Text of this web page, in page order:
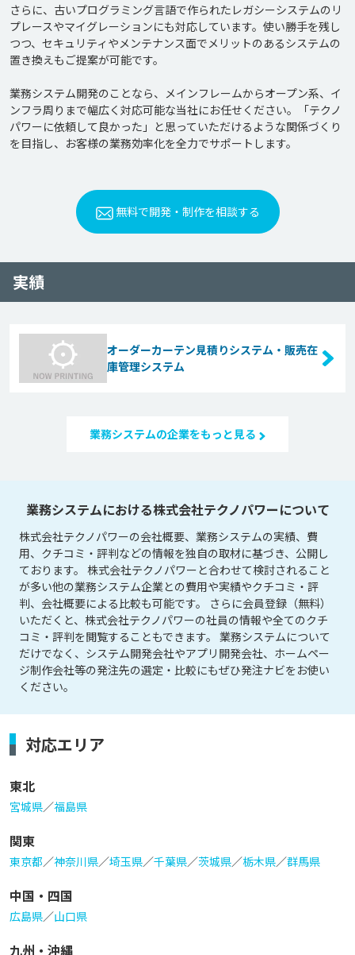
さらに、古いプログラミング言語で作られたレガシーシステムのリ
プレースやマイグレーションにも対応しています。使い勝手を残し
つつ、セキュリティやメンテナンス面でメリットのあるシステムの
置き換えもご提案が可能です。
業務システム開発のことなら、メインフレームからオープン系、イ
ンフラ周りまで幅広く対応可能な当社にお任せください。「テクノ
パワーに依頼して良かった」と思っていただけるような関係づくり
無料で開発・制作を相談する
実績
オーダーカーテン見積りシステム・販売在
庫管理システム
業務システムの企業をもっと見る
業務システムにおける株式会社テクノパワーについて
株式会社テクノパワーの会社概要、業務システムの実績、費
用、クチコミ・評判などの情報を独自の取材に基づき、公開し
ております。 株式会社テクノパワーと合わせて検討されること
が多い他の業務システム企業との費用や実績やクチコミ・評
判、会社概要による比較も可能です。 さらに会員登録（無料）
いただくと、株式会社テクノパワーの社員の情報や全てのクチ
コミ・評判を閲覧することもできます。 業務システムについて
だけでなく、システム開発会社やアプリ開発会社、ホームペー
ジ制作会社等の発注先の選定・比較にもぜひ発注ナビをお使い
ください。
対応エリア
東北
宮城県／福島県
関東
東京都／神奈川県／埼玉県／千葉県／茨城県／栃木県／群馬県
中国・四国
広島県／山口県
九州・沖縄